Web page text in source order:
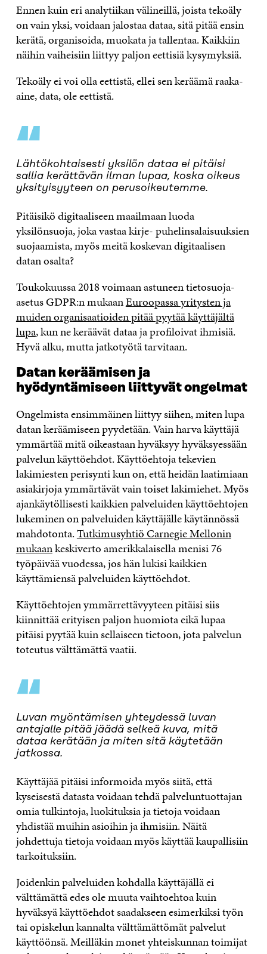
Ennen kuin eri analytiikan välineillä, joista tekoäly
on vain yksi, voidaan jalostaa dataa, sitä pitää ensin
kerätä, organisoida, muokata ja tallentaa. Kaikkiin
näihin vaiheisiin liittyy paljon eettisiä kysymyksiä.
Tekoäly ei voi olla eettistä, ellei sen keräämä raaka-
aine, data, ole eettistä.
“
Lähtökohtaisesti yksilön dataa ei pitäisi
sallia kerättävän ilman lupaa, koska oikeus
yksityisyyteen on perusoikeutemme.
Pitäisikö digitaaliseen maailmaan luoda
yksilönsuoja, joka vastaa kirje- puhelinsalaisuuksien
suojaamista, myös meitä koskevan digitaalisen
datan osalta?
Toukokuussa 2018 voimaan astuneen tietosuoja-
asetus GDPR:n mukaanEuroopassa yritysten ja
muiden organisaatioiden pitää pyytää käyttäjältä
lupa, kun ne keräävät dataa ja profiloivat ihmisiä.
Hyvä alku, mutta jatkotyötä tarvitaan.
Datan keräämisen ja
hyödyntämiseen liittyvät ongelmat
Ongelmista ensimmäinen liittyy siihen, miten lupa
datan keräämiseen pyydetään. Vain harva käyttäjä
ymmärtää mitä oikeastaan hyväksyy hyväksyessään
palvelun käyttöehdot. Käyttöehtoja tekevien
lakimiesten perisynti kun on, että heidän laatimiaan
asiakirjoja ymmärtävät vain toiset lakimiehet. Myös
ajankäytöllisesti kaikkien palveluiden käyttöehtojen
lukeminen on palveluiden käyttäjälle käytännössä
mahdotonta.Tutkimusyhtiö Carnegie Mellonin
mukaankeskiverto amerikkalaisella menisi 76
työpäivää vuodessa, jos hän lukisi kaikkien
käyttämiensä palveluiden käyttöehdot.
Käyttöehtojen ymmärrettävyyteen pitäisi siis
kiinnittää erityisen paljon huomiota eikä lupaa
pitäisi pyytää kuin sellaiseen tietoon, jota palvelun
toteutus välttämättä vaatii.
“
Luvan myöntämisen yhteydessä luvan
antajalle pitää jäädä selkeä kuva, mitä
dataa kerätään ja miten sitä käytetään
jatkossa.
Käyttäjää pitäisi informoida myös siitä, että
kyseisestä datasta voidaan tehdä palveluntuottajan
omia tulkintoja, luokituksia ja tietoja voidaan
yhdistää muihin asioihin ja ihmisiin. Näitä
johdettuja tietoja voidaan myös käyttää kaupallisiin
tarkoituksiin.
Joidenkin palveluiden kohdalla käyttäjällä ei
välttämättä edes ole muuta vaihtoehtoa kuin
hyväksyä käyttöehdot saadakseen esimerkiksi työn
tai opiskelun kannalta välttämättömät palvelut
käyttöönsä. Meilläkin monet yhteiskunnan toimijat